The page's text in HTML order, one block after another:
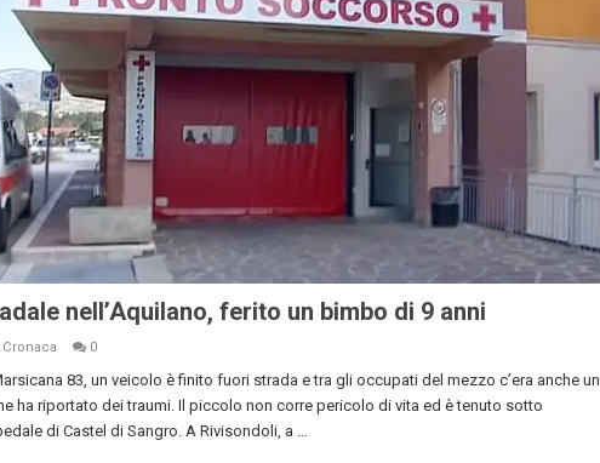
nell’Aquilano, ferito un bimbo di 9 anni
Cronaca 0
83, un veicolo è finito fuori strada e tra gli occupati del mezzo c’era anche un
ha riportato dei traumi. Il piccolo non corre pericolo di vita ed è tenuto sotto
di Castel di Sangro. A Rivisondoli, a …